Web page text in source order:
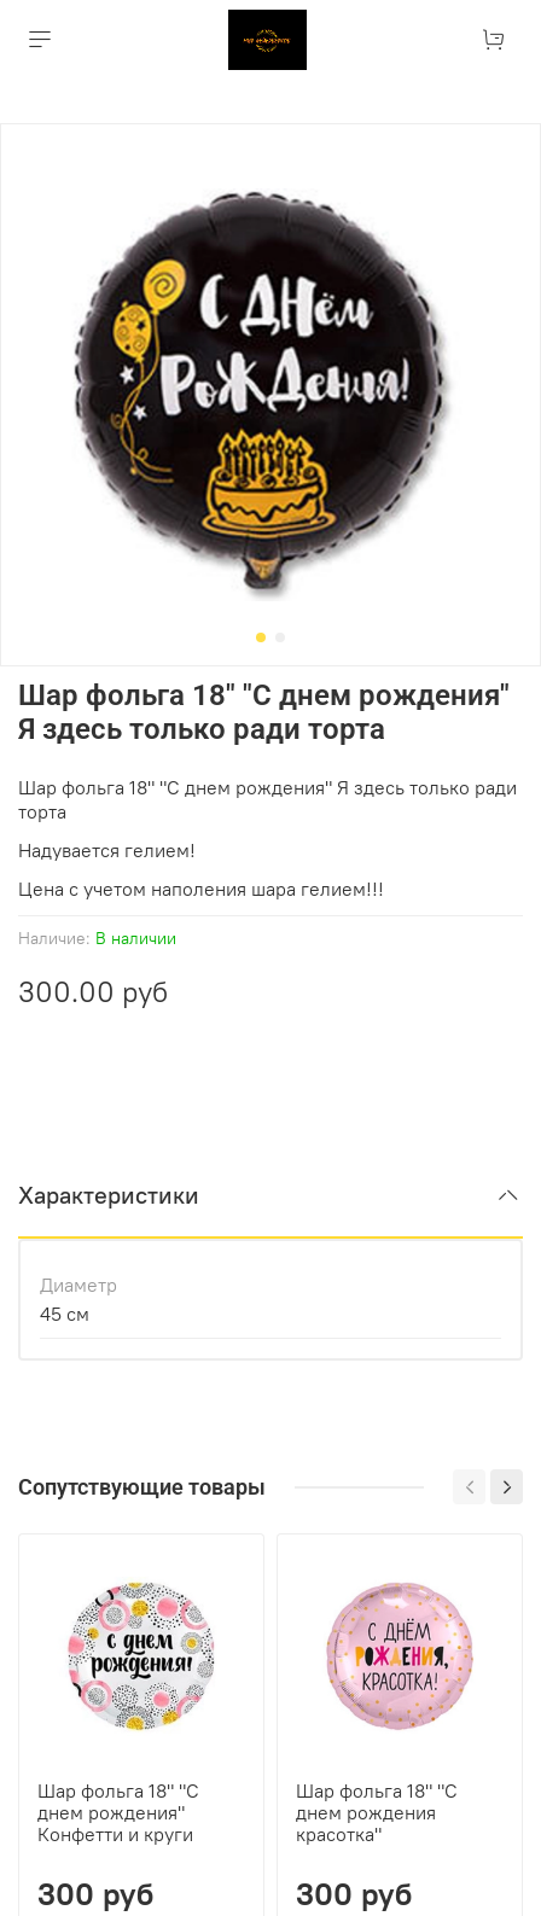
Наличие: В наличии
Шар фольга 18" "С днем рождения"
Я здесь только ради торта
300.00 руб
Шар фольга 18" "С днем рождения" Я здесь только ради
торта
Надувается гелием!
Цена с учетом наполения шара гелием!!!
Характеристики
Диаметр
45 см
Сопутствующие товары
Шар фольга 18" "С
днем рождения"
Конфетти и круги
300 руб
Шар фольга 18" "С
днем рождения
красотка"
300 руб